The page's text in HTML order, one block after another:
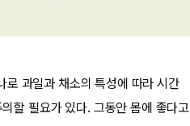
로 과일과 채소의 특성에 따라 시간
할 필요가 있다. 그동안 몸에 좋다고